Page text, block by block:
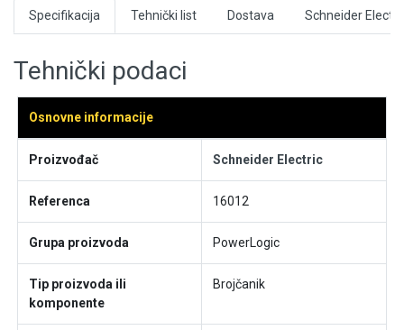
Specifikacija Tehnički list Dostava Schneider
Tehnički podaci
Osnovne informacije
Proizvođač Schneider Electric
Referenca 16012
Grupa proizvoda PowerLogic
Tip proizvoda ili
komponente
Brojčanik